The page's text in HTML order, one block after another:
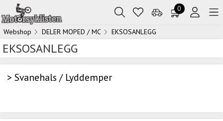
0
Webshop DELER MOPED / MC EKSOSANLEGG
EKSOSANLEGG
> Svanehals / Lyddemper